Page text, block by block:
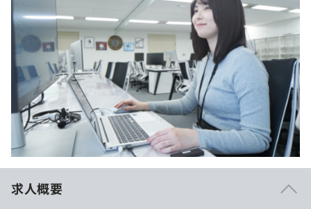
インタビュー
就活成功ガイド
プラン
個人向けプラン
法人向けプラン
学校向けプラン
契約内容・クーポン
note
求人概要